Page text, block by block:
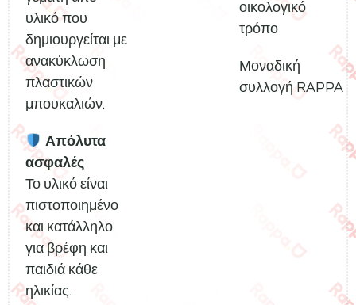
υλικό που
δημιουργείται με
ανακύκλωση
πλαστικών
μπουκαλιών.
Απόλυτα
ασφαλές
Το υλικό είναι
πιστοποιημένο
και κατάλληλο
για βρέφη και
παιδιά κάθε
ηλικίας.
οικολογικό
τρόπο
Μοναδική
συλλογή RAPPA